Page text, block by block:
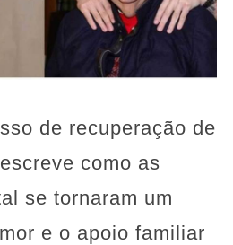
de recuperação de
como as
se tornaram um
e o apoio familiar